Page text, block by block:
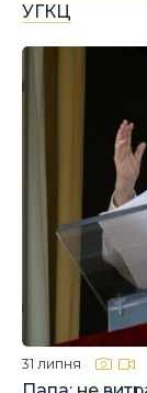
УГКЦ
31 липня